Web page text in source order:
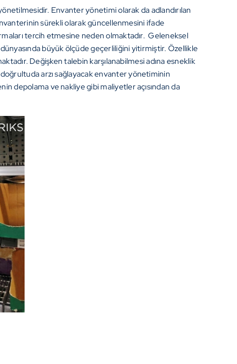
Envanter yönetimi olarak da adlandırılan
sürekli olarak güncellenmesini ifade
tercih etmesine neden olmaktadır. Geleneksel
büyük ölçüde geçerliliğini yitirmiştir. Özellikle
Değişken talebin karşılanabilmesi adına esneklik
arzı sağlayacak envanter yönetiminin
depolama ve nakliye gibi maliyetler açısından da